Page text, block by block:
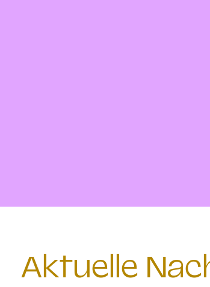
Aktuelle